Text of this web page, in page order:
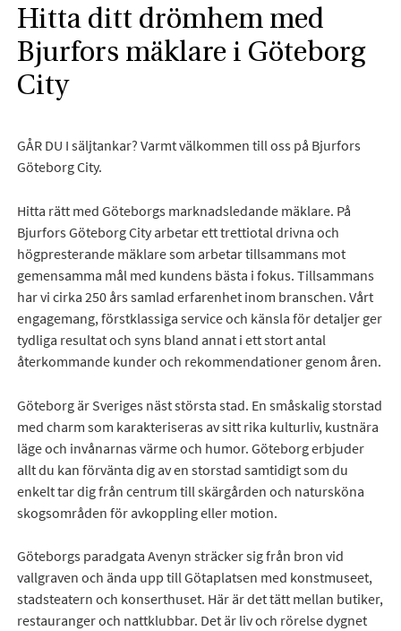
Hitta ditt drömhem med
Bjurfors mäklare i Göteborg
City
GÅR DU I säljtankar? Varmt välkommen till oss på Bjurfors
Göteborg City.
Hitta rätt med Göteborgs marknadsledande mäklare. På
Bjurfors Göteborg City arbetar ett trettiotal drivna och
högpresterande mäklare som arbetar tillsammans mot
gemensamma mål med kundens bästa i fokus. Tillsammans
har vi cirka 250 års samlad erfarenhet inom branschen. Vårt
engagemang, förstklassiga service och känsla för detaljer ger
tydliga resultat och syns bland annat i ett stort antal
återkommande kunder och rekommendationer genom åren.
Göteborg är Sveriges näst största stad. En småskalig storstad
med charm som karakteriseras av sitt rika kulturliv, kustnära
läge och invånarnas värme och humor. Göteborg erbjuder
allt du kan förvänta dig av en storstad samtidigt som du
enkelt tar dig från centrum till skärgården och natursköna
skogsområden för avkoppling eller motion.
Göteborgs paradgata Avenyn sträcker sig från bron vid
vallgraven och ända upp till Götaplatsen med konstmuseet,
stadsteatern och konserthuset. Här är det tätt mellan butiker,
restauranger och nattklubbar. Det är liv och rörelse dygnet